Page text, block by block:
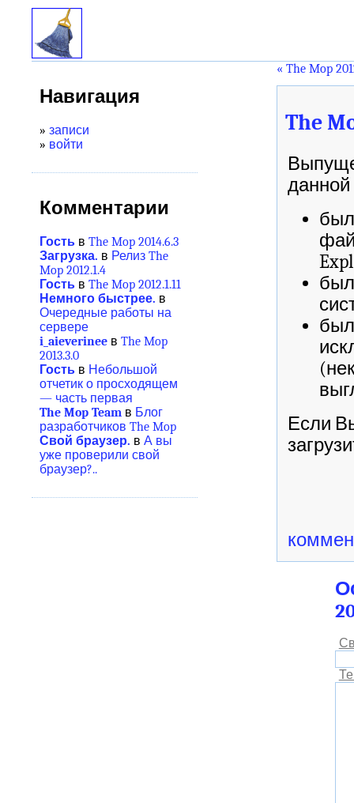
« The Mop
The
данной
Если
Навигация
» записи
» войти
Комментарии
Гость в The Mop 2014.6.3
Загрузка. в Релиз The
Mop 2012.1.4
Гость в The Mop 2012.1.11
Немного быстрее. в
Очередные работы на
сервере
i_aieverinee в The Mop
2013.3.0
Гость в Небольшой
отчетик о просходящем
— часть первая
The Mop Team в Блог
разработчиков The Mop
Свой браузер. в А вы
уже проверили свой
браузер?..